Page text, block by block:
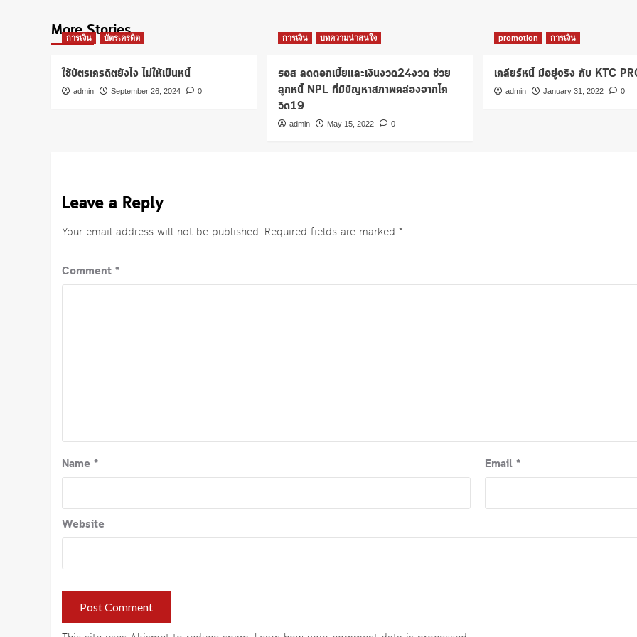
More Stories
การเงิน บัตรเครดิต
ใช้บัตรเครดิตยังไง ไม่ให้เป็นหนี้
admin September 26, 2024 0
การเงิน บทความน่าสนใจ
ธอส ลดดอกเบี้ยและเงินงวด24งวด ช่วย
ลูกหนี้ NPL ที่มีปัญหาสภาพคล่องจากโค
วิด19
admin May 15, 2022 0
promotion การเงิน
เคลียร์หนี้ มีอยู่จริง กับ KTC
admin January 31, 2022 0
Leave a Reply
Your email address will not be published. Required fields are marked *
Comment *
Name * Email *
Website